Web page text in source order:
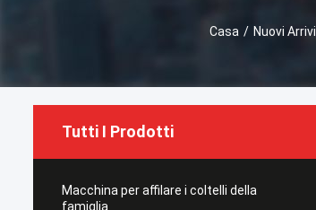
Casa / Nuovi Arrivi
Tutti I Prodotti
Macchina per affilare i coltelli della
famiglia